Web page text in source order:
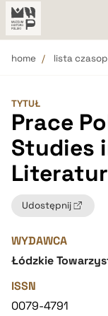
home lista
TYTUŁ
Prace
Studies
Udostępnij
WYDAWCA
Łódzkie
ISSN
0079-4791